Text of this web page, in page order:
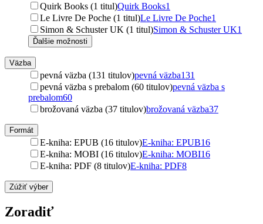
Quirk Books (1 titul)Quirk Books1
Le Livre De Poche (1 titul)Le Livre De Poche1
Simon & Schuster UK (1 titul)Simon & Schuster UK1
Ďalšie možnosti
Väzba
pevná väzba (131 titulov)pevná väzba131
pevná väzba s prebalom (60 titulov)pevná väzba s
prebalom60
brožovaná väzba (37 titulov)brožovaná väzba37
Formát
E-kniha: EPUB (16 titulov)E-kniha: EPUB16
E-kniha: MOBI (16 titulov)E-kniha: MOBI16
E-kniha: PDF (8 titulov)E-kniha: PDF8
Zúžiť výber
Zoradiť